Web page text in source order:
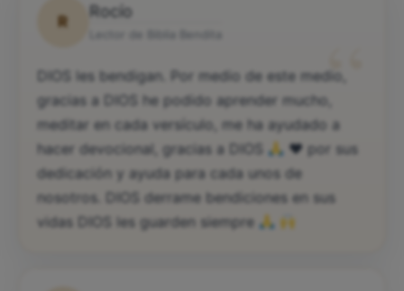
R
Rocío
“
DIOS les bendigan. Por medio de este medio,
gracias a DIOS he podido aprender mucho,
meditar en cada versículo, me ha ayudado a
hacer devocional, gracias a DIOS
♥️ por sus
dedicación y ayuda para cada unos de
nosotros. DIOS derrame bendiciones en sus
vidas DIOS les guarden siempre